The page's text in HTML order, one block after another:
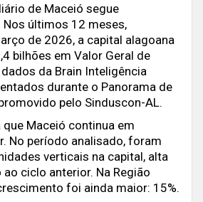
de Maceió segue
últimos 12 meses,
de 2026, a capital alagoana
bilhões em Valor Geral de
da Brain Inteligência
durante o Panorama de
pelo Sinduscon-AL.
Maceió continua em
No período analisado, foram
verticais na capital, alta
ao ciclo anterior. Na Região
foi ainda maior: 15%.